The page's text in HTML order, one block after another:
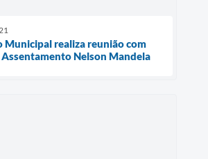
Municipal realiza reunião com
Nelson Mandela